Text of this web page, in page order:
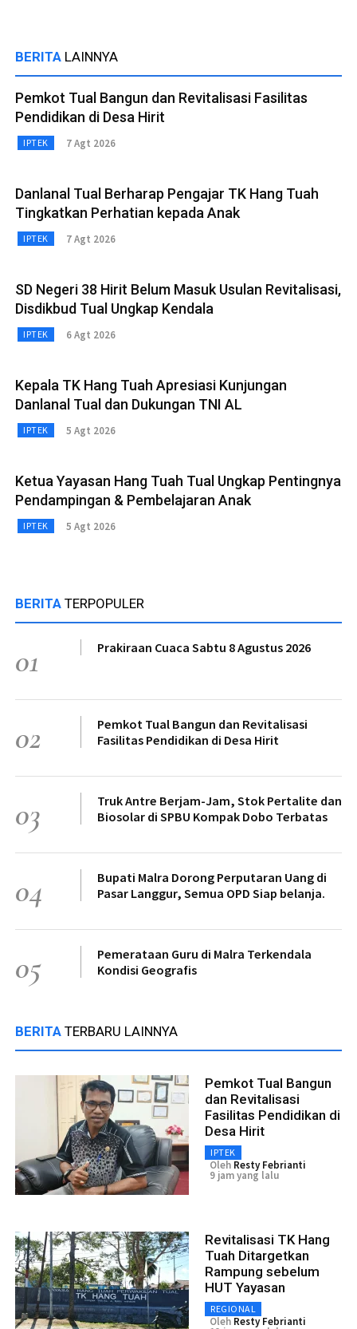
BERITA LAINNYA
Pemkot Tual Bangun dan Revitalisasi Fasilitas
Pendidikan di Desa Hirit
IPTEK 7 Agt 2026
Danlanal Tual Berharap Pengajar TK Hang Tuah
Tingkatkan Perhatian kepada Anak
IPTEK 7 Agt 2026
SD Negeri 38 Hirit Belum Masuk Usulan Revitalisasi,
Disdikbud Tual Ungkap Kendala
IPTEK 6 Agt 2026
Kepala TK Hang Tuah Apresiasi Kunjungan
Danlanal Tual dan Dukungan TNI AL
IPTEK 5 Agt 2026
Ketua Yayasan Hang Tuah Tual Ungkap Pentingnya
Pendampingan & Pembelajaran Anak
IPTEK 5 Agt 2026
BERITA TERPOPULER
01 Prakiraan Cuaca Sabtu 8 Agustus 2026
02
Pemkot Tual Bangun dan Revitalisasi
Fasilitas Pendidikan di Desa Hirit
03
Truk Antre Berjam-Jam, Stok Pertalite dan
Biosolar di SPBU Kompak Dobo Terbatas
04
Bupati Malra Dorong Perputaran Uang di
Pasar Langgur, Semua OPD Siap belanja.
05
Pemerataan Guru di Malra Terkendala
Kondisi Geografis
BERITA TERBARU LAINNYA
Pemkot Tual Bangun
dan Revitalisasi
Fasilitas Pendidikan di
Desa Hirit
IPTEK
Oleh Resty Febrianti
9 jam yang lalu
Revitalisasi TK Hang
Tuah Ditargetkan
Rampung sebelum
HUT Yayasan
REGIONAL
Oleh Resty Febrianti